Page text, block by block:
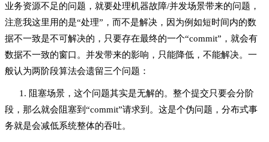
业务资源不足的问题，就要处理机器故障/并发场景带来的问题，
注意我这里用的是“处理”，而不是解决，因为例如短时间内的数
据不一致是不可解决的，只要存在最终的一个“commit”，就会有
数据不一致的窗口。并发带来的影响，只能降低，不能解决。一
般认为两阶段算法会遗留三个问题：
1. 阻塞场景，这个问题其实是无解的。整个提交只要会分阶
段，那么就会阻塞到“commit”请求到。这是个伪问题，分布式事
务就是会减低系统整体的吞吐。